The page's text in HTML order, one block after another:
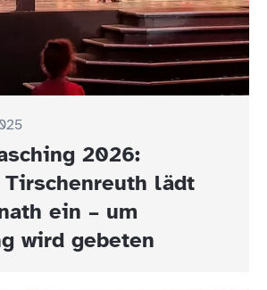
2026:
Tirschenreuth lädt
ein – um
wird gebeten